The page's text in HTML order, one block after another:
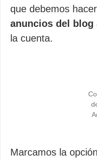
que debemos
anuncios del blog
la cuenta.
Marcamos la